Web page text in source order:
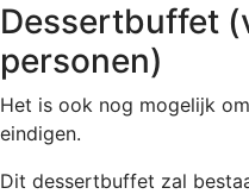
Dessertbuffet
personen)
Het is ook nog mogelijk
eindigen.
Dit dessertbuffet zal